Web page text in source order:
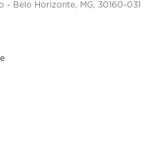
- Belo Horizonte, MG, 30160-031